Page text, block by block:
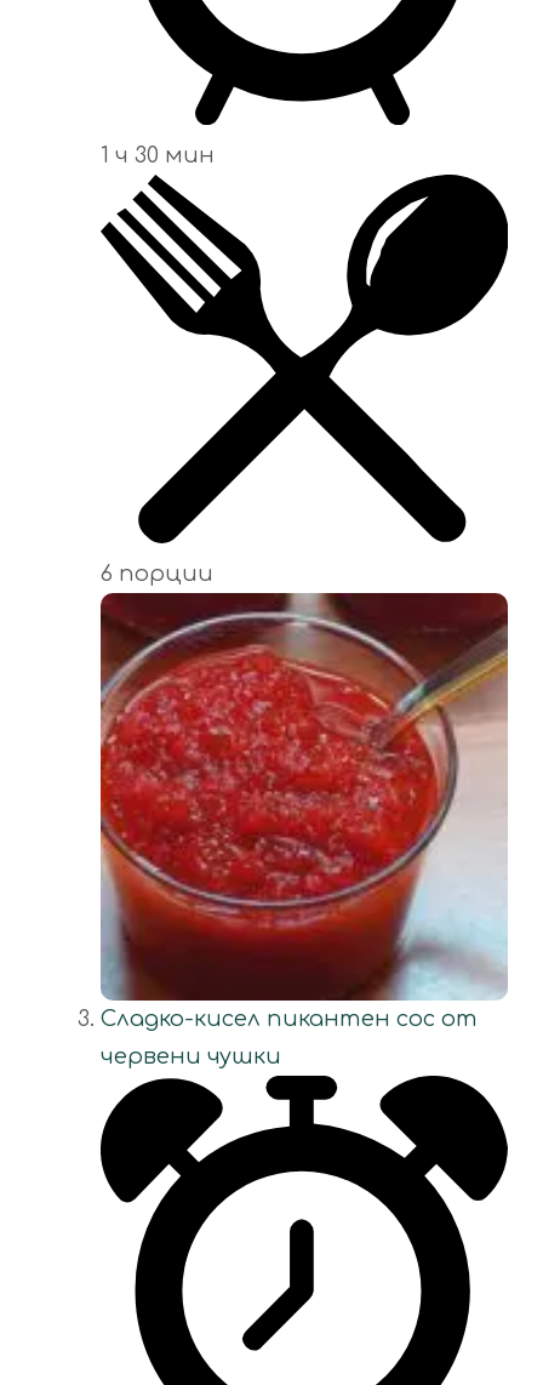
1 ч 30 мин
6 порции
Сладко-кисел пикантен сос от
червени чушки